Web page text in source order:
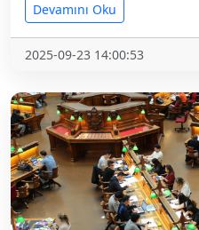
Devamını Oku
2025-09-23 14:00:53